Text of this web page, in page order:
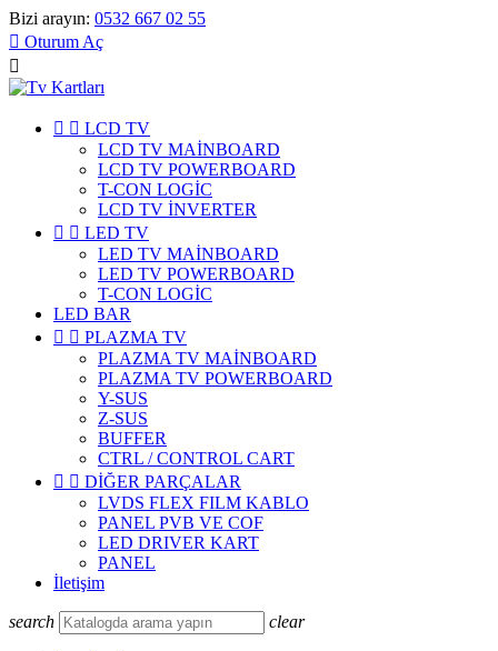
Bizi arayın: 0532 667 02 55
 Oturum Aç

  LCD TV
LCD TV MAİNBOARD
LCD TV POWERBOARD
T-CON LOGİC
LCD TV İNVERTER
  LED TV
LED TV MAİNBOARD
LED TV POWERBOARD
T-CON LOGİC
LED BAR
  PLAZMA TV
PLAZMA TV MAİNBOARD
PLAZMA TV POWERBOARD
Y-SUS
Z-SUS
BUFFER
CTRL / CONTROL CART
  DİĞER PARÇALAR
LVDS FLEX FILM KABLO
PANEL PVB VE COF
LED DRIVER KART
PANEL
İletişim
search clear